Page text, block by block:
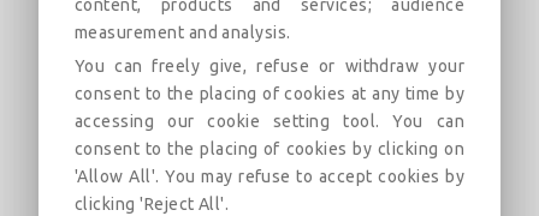
• i përshtatshem për pllaka jo poroze dhe prej guri
natyror
• për veshjen e mureve dhe dyshemeve
• përdorim të brendshëm dhe të jashtëm
content, products and services; audience
measurement and analysis.
You can freely give, refuse or withdraw your
consent to the placing of cookies at any time by
accessing our cookie setting tool. You can
consent to the placing of cookies by clicking on
'Allow All'. You may refuse to accept cookies by
clicking 'Reject All'.